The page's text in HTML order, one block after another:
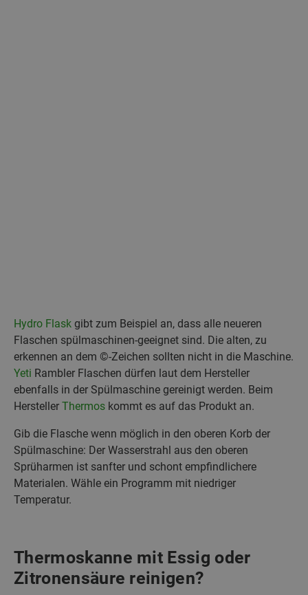
Hydro Flask gibt zum Beispiel an, dass alle neueren
Flaschen spülmaschinen-geeignet sind. Die alten, zu
erkennen an dem ©-Zeichen sollten nicht in die Maschine.
Yeti Rambler Flaschen dürfen laut dem Hersteller
ebenfalls in der Spülmaschine gereinigt werden. Beim
Hersteller Thermos kommt es auf das Produkt an.
Gib die Flasche wenn möglich in den oberen Korb der
Spülmaschine: Der Wasserstrahl aus den oberen
Sprüharmen ist sanfter und schont empfindlichere
Materialen. Wähle ein Programm mit niedriger
Temperatur.
Thermoskanne mit Essig oder
Zitronensäure reinigen?